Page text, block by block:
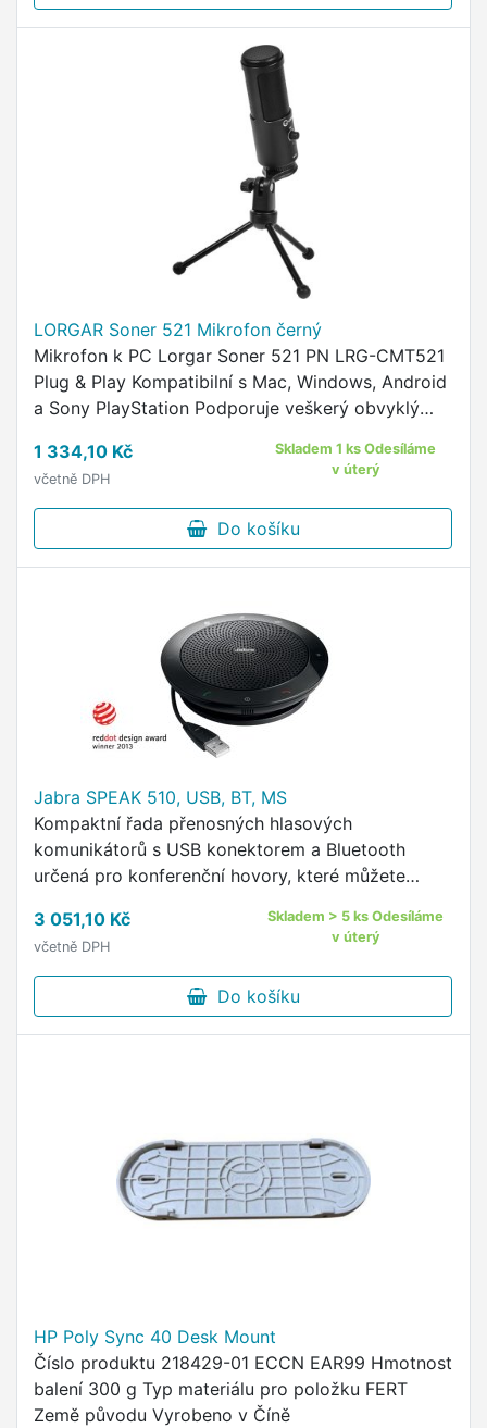
LORGAR Soner 521 Mikrofon černý
Mikrofon k PC Lorgar Soner 521 PN LRG-CMT521
Plug & Play Kompatibilní s Mac, Windows, Android
a Sony PlayStation Podporuje veškerý obvyklý
Připojení ke …
1 334,10 Kč
včetně DPH
Skladem 1 ks Odesíláme
v úterý
Do košíku
Jabra SPEAK 510, USB, BT, MS
Kompaktní řada přenosných hlasových
komunikátorů s USB konektorem a Bluetooth
určená pro konferenční hovory, které můžete
tabletu nebo smartphonu a hovory …
3 051,10 Kč
včetně DPH
Skladem > 5 ks Odesíláme
v úterý
Do košíku
HP Poly Sync 40 Desk Mount
Číslo produktu 218429-01 ECCN EAR99 Hmotnost
balení 300 g Typ materiálu pro položku FERT
Země původu Vyrobeno v Číně